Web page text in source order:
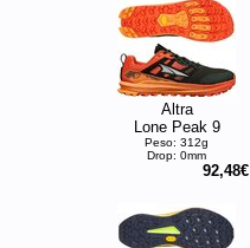
Altra
Lone Peak 9
Peso: 312g
Drop: 0mm
92,48€